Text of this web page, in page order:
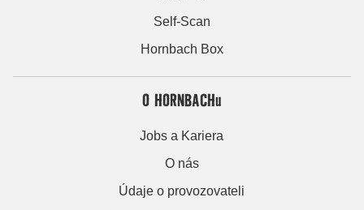
Self-Scan
Hornbach Box
O HORNBACHu
Jobs a Kariera
O nás
Údaje o provozovateli